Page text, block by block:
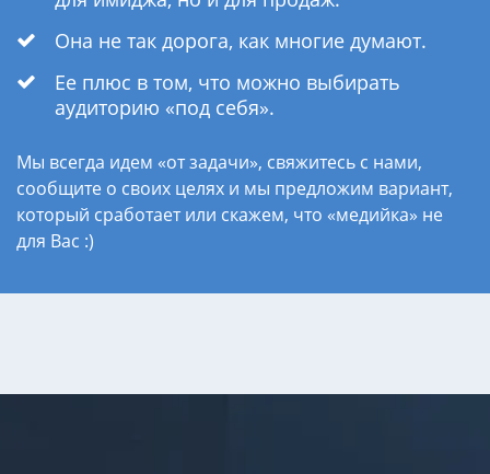
Она не так дорога, как многие думают.
Ее плюс в том, что можно выбирать
аудиторию «под себя».
Мы всегда идем «от задачи», свяжитесь с нами,
сообщите о своих целях и мы предложим вариант,
который сработает или скажем, что «медийка» не
для Вас :)